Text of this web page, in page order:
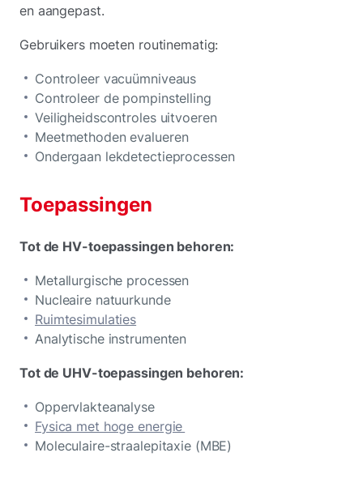
en aangepast.
Gebruikers moeten routinematig:
Controleer vacuümniveaus
Controleer de pompinstelling
Veiligheidscontroles uitvoeren
Meetmethoden evalueren
Ondergaan lekdetectieprocessen
Toepassingen
Tot de HV-toepassingen behoren:
Metallurgische processen
Nucleaire natuurkunde
Ruimtesimulaties
Analytische instrumenten
Tot de UHV-toepassingen behoren:
Oppervlakteanalyse
Fysica met hoge energie
Moleculaire-straalepitaxie (MBE)